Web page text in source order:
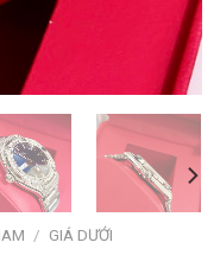
/ GIÁ DƯỚI